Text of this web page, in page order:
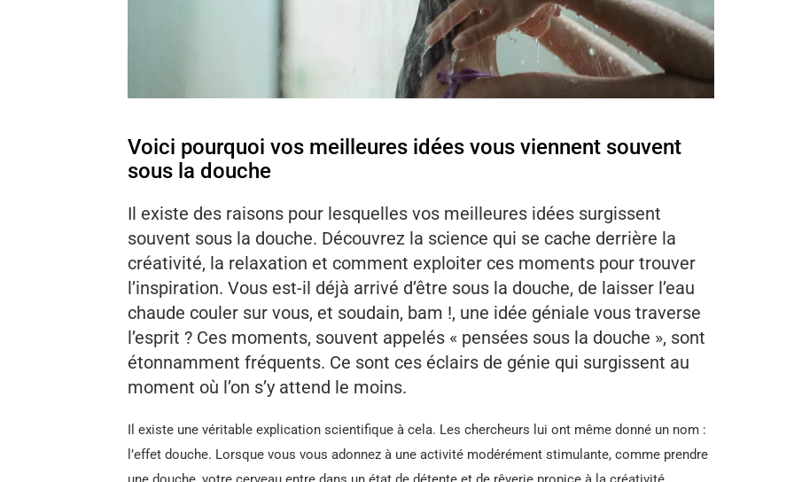
Voici pourquoi vos meilleures idées vous viennent souvent
sous la douche
Il existe des raisons pour lesquelles vos meilleures idées surgissent
souvent sous la douche. Découvrez la science qui se cache derrière la
créativité, la relaxation et comment exploiter ces moments pour trouver
l’inspiration. Vous est-il déjà arrivé d’être sous la douche, de laisser l’eau
chaude couler sur vous, et soudain, bam !, une idée géniale vous traverse
l’esprit ? Ces moments, souvent appelés « pensées sous la douche », sont
étonnamment fréquents. Ce sont ces éclairs de génie qui surgissent au
moment où l’on s’y attend le moins.
Il existe une véritable explication scientifique à cela. Les chercheurs lui ont même donné un nom :
l’effet douche. Lorsque vous vous adonnez à une activité modérément stimulante, comme prendre